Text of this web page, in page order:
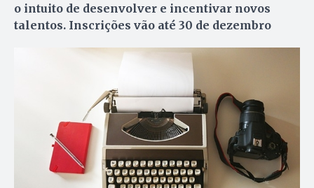
o intuito de desenvolver e incentivar novos
talentos. Inscrições vão até 30 de dezembro